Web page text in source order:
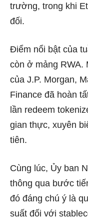
trường, trong khi
đối.
Điểm nổi bật của
còn ở mảng RWA.
của J.P. Morgan,
Finance đã hoàn
lần redeem
gian thực, xuyên
tiên.
Cùng lúc, Ủy ban
thông qua bước
đó đáng chú ý là
suất đối với